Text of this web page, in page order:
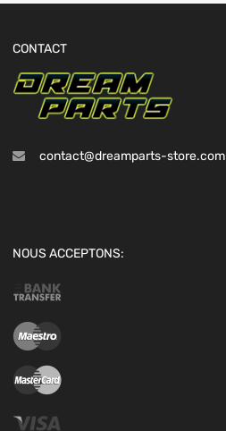
CONTACT
contact@dreamparts-store.com
NOUS ACCEPTONS: